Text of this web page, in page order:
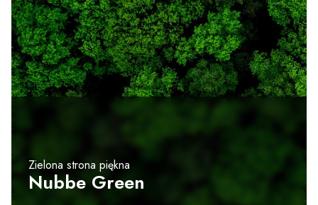
Zielona strona piękna
Nubbe Green